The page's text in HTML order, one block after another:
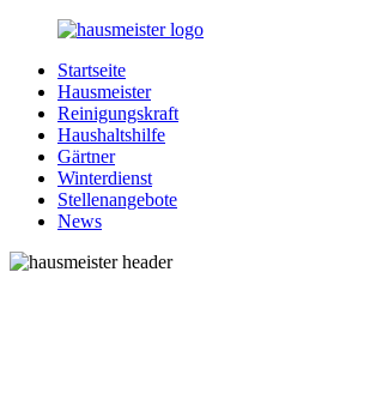
Zurück
Inhalt
Hausmeister.de
Alles
rund
Ihren
Haushalt
Startseite
Hausmeister
Reinigungskraft
Haushaltshilfe
Gärtner
Winterdienst
Stellenangebote
News